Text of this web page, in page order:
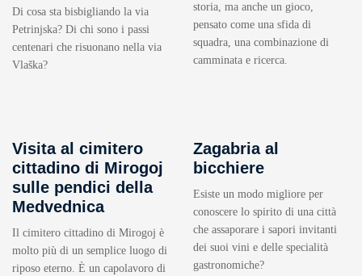
Di cosa sta bisbigliando la via
Petrinjska? Di chi sono i passi
centenari che risuonano nella via
Vlaška?
storia, ma anche un gioco,
pensato come una sfida di
squadra, una combinazione di
camminata e ricerca.
Visita al cimitero
cittadino di Mirogoj
sulle pendici della
Medvednica
Il cimitero cittadino di Mirogoj è
molto più di un semplice luogo di
riposo eterno. È un capolavoro di
Zagabria al
bicchiere
Esiste un modo migliore per
conoscere lo spirito di una città
che assaporare i sapori invitanti
dei suoi vini e delle specialità
gastronomiche?